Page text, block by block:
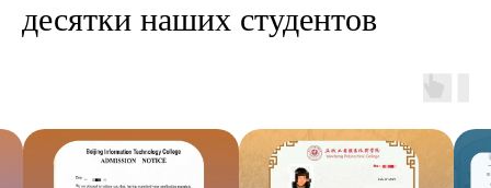
десятки наших студентов